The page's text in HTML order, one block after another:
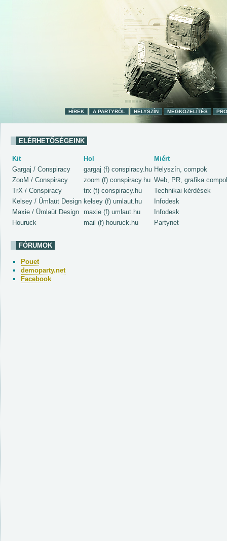
HÍREK A PARTYRÓL HELYSZÍN MEGKÖZELÍTÉS
ELÉRHETŐSÉGEINK
Kit Hol
Miért
Gargaj / Conspiracy
gargaj (f) conspiracy.hu Helyszín, compok
ZooM / Conspiracy
zoom (f) conspiracy.hu Web, PR, grafika
TrX / Conspiracy
trx (f) conspiracy.hu
Technikai kérdések
Kelsey / Ümlaüt Design kelsey (f) umlaut.hu
Infodesk
Maxie / Ümlaüt Design
maxie (f) umlaut.hu
Infodesk
Houruck
mail (f) houruck.hu Partynet
FÓRUMOK
Pouet
demoparty.net
Facebook